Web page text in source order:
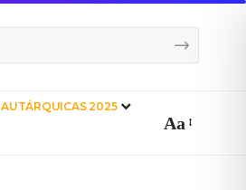
AUTÁRQUICAS 2025
Aa